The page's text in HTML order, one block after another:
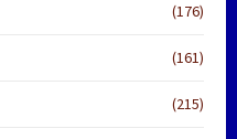
(176)
(161)
(215)